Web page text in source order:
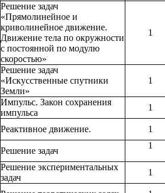
Решение задач
«Прямолинейное и
криволинейное движение.
Движение тела по окружности
с постоянной по модулю
скоростью»
1
Решение задач
«Искусственные спутники
Земли»
1
Импульс. Закон сохранения
импульса
1
Реактивное движение. 1
Решение задач
1
Решение экспериментальных
задач
1